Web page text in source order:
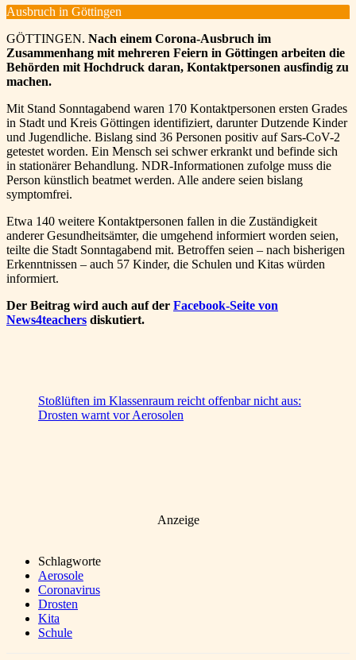
Ausbruch in Göttingen
GÖTTINGEN. Nach einem Corona-Ausbruch im
Zusammenhang mit mehreren Feiern in Göttingen arbeiten die
Behörden mit Hochdruck daran, Kontaktpersonen ausfindig zu
machen.
Mit Stand Sonntagabend waren 170 Kontaktpersonen ersten Grades
in Stadt und Kreis Göttingen identifiziert, darunter Dutzende Kinder
und Jugendliche. Bislang sind 36 Personen positiv auf Sars-CoV-2
getestet worden. Ein Mensch sei schwer erkrankt und befinde sich
in stationärer Behandlung. NDR-Informationen zufolge muss die
Person künstlich beatmet werden. Alle andere seien bislang
symptomfrei.
Etwa 140 weitere Kontaktpersonen fallen in die Zuständigkeit
anderer Gesundheitsämter, die umgehend informiert worden seien,
teilte die Stadt Sonntagabend mit. Betroffen seien – nach bisherigen
Erkenntnissen – auch 57 Kinder, die Schulen und Kitas würden
informiert.
Der Beitrag wird auch auf der Facebook-Seite von
News4teachers diskutiert.
Stoßlüften im Klassenraum reicht offenbar nicht aus:
Drosten warnt vor Aerosolen
Anzeige
Schlagworte
Aerosole
Coronavirus
Drosten
Kita
Schule